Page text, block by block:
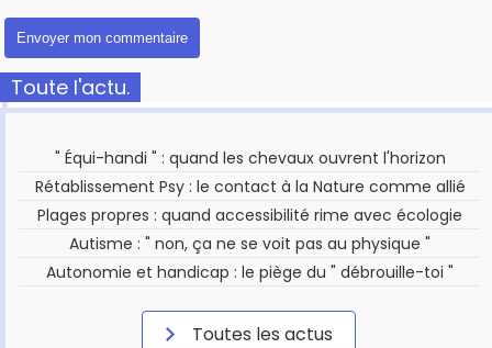
Toute l'actu.
" Équi-handi " : quand les chevaux ouvrent l'horizon
Rétablissement Psy : le contact à la Nature comme allié
Plages propres : quand accessibilité rime avec écologie
Autisme : " non, ça ne se voit pas au physique "
Autonomie et handicap : le piège du " débrouille-toi "
Toutes les actus